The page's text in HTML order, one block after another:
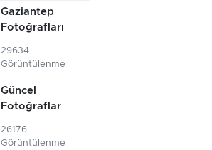
Gaziantep
Fotoğrafları
29634
Görüntülenme
Güncel
Fotoğraflar
26176
Görüntülenme